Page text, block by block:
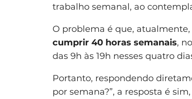
trabalho semanal, ao
O problema é que, atualmente,
cumprir 40 horas semanais,
das 9h às 19h nesses quatro
Portanto, respondendo
por semana?”, a resposta é